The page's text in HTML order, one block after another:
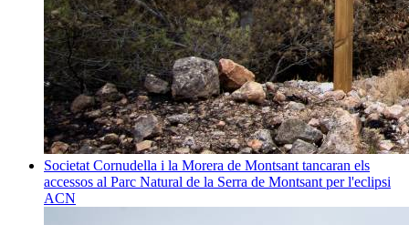
Societat Cornudella i la Morera de Montsant tancaran els
accessos al Parc Natural de la Serra de Montsant per l'eclipsi
ACN